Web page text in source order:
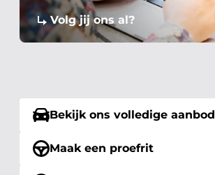
Volg jij ons al?
Bekijk ons volledige aanbod
Maak een proefrit